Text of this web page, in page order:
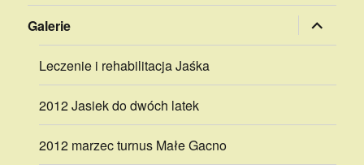
Galerie rozwiń
menu
potomne
Leczenie i rehabilitacja Jaśka
2012 Jasiek do dwóch latek
2012 marzec turnus Małe Gacno